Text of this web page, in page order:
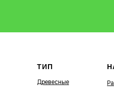
ТИП
Древесные